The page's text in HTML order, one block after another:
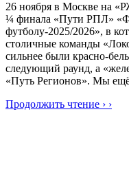
26 ноября в Москве на
¼ финала «Пути РПЛ»
футболу-2025/2026», в
столичные команды
сильнее были красно-
следующий раунд, а
«Путь Регионов». Мы
Продолжить чтение › ›